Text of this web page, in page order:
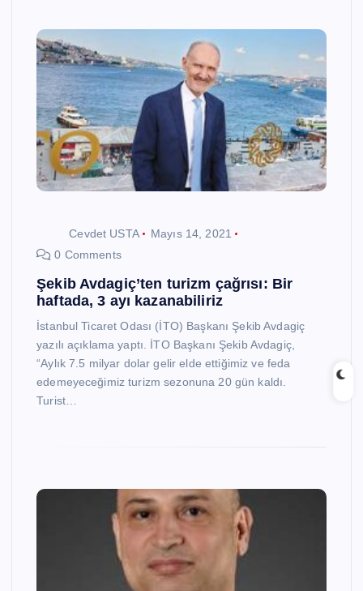
Cevdet USTA
Mayıs 14, 2021
0 Comments
Şekib Avdagiç’ten turizm çağrısı: Bir
haftada, 3 ayı kazanabiliriz
İstanbul Ticaret Odası (İTO) Başkanı Şekib Avdagiç
yazılı açıklama yaptı. İTO Başkanı Şekib Avdagiç,
“Aylık 7.5 milyar dolar gelir elde ettiğimiz ve feda
edemeyeceğimiz turizm sezonuna 20 gün kaldı.
Turist…